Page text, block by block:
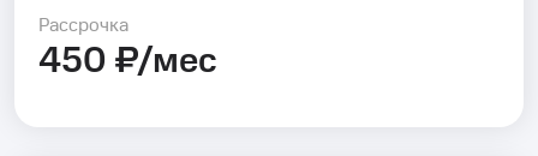
Рассрочка
450 ₽/мес